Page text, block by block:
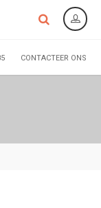
CONTACTEER ONS